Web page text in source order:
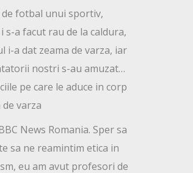
de fotbal unui sportiv,
s-a facut rau de la caldura,
i-a dat zeama de varza, iar
nostri s-au amuzat…
pe care le aduce in corp
de varza
News Romania. Sper sa
sa ne reamintim etica in
eu am avut profesori de